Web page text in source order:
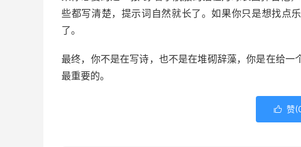
些都写清楚，提示词自然就长了。如果你只是想找点
了。
最终，你不是在写诗，也不是在堆砌辞藻，你是在给
最重要的。
 赞(